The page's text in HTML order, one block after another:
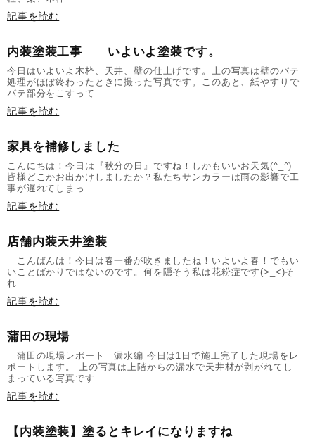
記事を読む
内装塗装工事 いよいよ塗装です。
今日はいよいよ木枠、天井、壁の仕上げです。上の写真は壁のパテ
処理がほぼ終わったときに撮った写真です。このあと、紙やすりで
パテ部分をこすって...
記事を読む
家具を補修しました
こんにちは！今日は『秋分の日』ですね！しかもいいお天気(^_^)
皆様どこかお出かけしましたか？私たちサンカラーは雨の影響で工
事が遅れてしまっ...
記事を読む
店舗内装天井塗装
こんばんは！今日は春一番が吹きましたね！いよいよ春！でもい
いことばかりではないのです。何を隠そう私は花粉症です(>_<)そ
れ...
記事を読む
蒲田の現場
蒲田の現場レポート 漏水編 今日は1日で施工完了した現場をレ
ポートします。 上の写真は上階からの漏水で天井材が剥がれてし
まっている写真です...
記事を読む
【内装塗装】塗るとキレイになりますね